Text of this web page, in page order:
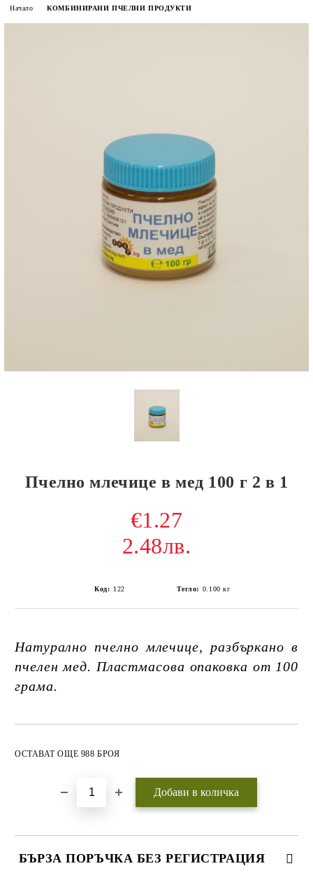
Начало КОМБИНИРАНИ ПЧЕЛНИ ПРОДУКТИ
Пчелно млечице в мед 100 г 2 в 1
€1.27
2.48лв.
Код: 122 Тегло: 0.100 кг
Натурално пчелно млечице, разбъркано в
пчелен мед. Пластмасова опаковка от 100
грама.
ОСТАВАТ ОЩЕ 988 БРОЯ
БЪРЗА ПОРЪЧКА БЕЗ РЕГИСТРАЦИЯ